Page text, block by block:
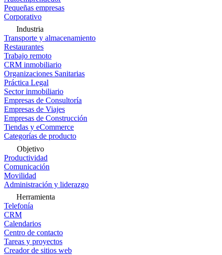
Pequeñas empresas
Corporativo
Industria
Transporte y almacenamiento
Restaurantes
Trabajo remoto
CRM inmobiliario
Organizaciones Sanitarias
Práctica Legal
Sector inmobiliario
Empresas de Consultoría
Empresas de Viajes
Empresas de Construcción
Tiendas y eCommerce
Categorías de producto
Objetivo
Productividad
Comunicación
Movilidad
Administración y liderazgo
Herramienta
Telefonía
CRM
Calendarios
Centro de contacto
Tareas y proyectos
Creador de sitios web